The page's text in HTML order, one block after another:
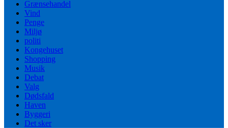
Grænsehandel
Vind
Penge
Miljø
politi
Kongehuset
Shopping
Musik
Debat
Valg
Dødsfald
Haven
Byggeri
Det sker